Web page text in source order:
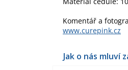
Komentář a
www.curepink.cz